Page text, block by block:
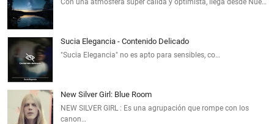
Con una atmósfera súper cálida y optimista, llega desde Nue…
Sucia Elegancia - Contenido Delicado
"Sucia Elegancia" no es apto para sensibles, co…
New Silver Girl: Blue Room
NEW SILVER GIRL : Es una agrupación que rompe con los
canon…